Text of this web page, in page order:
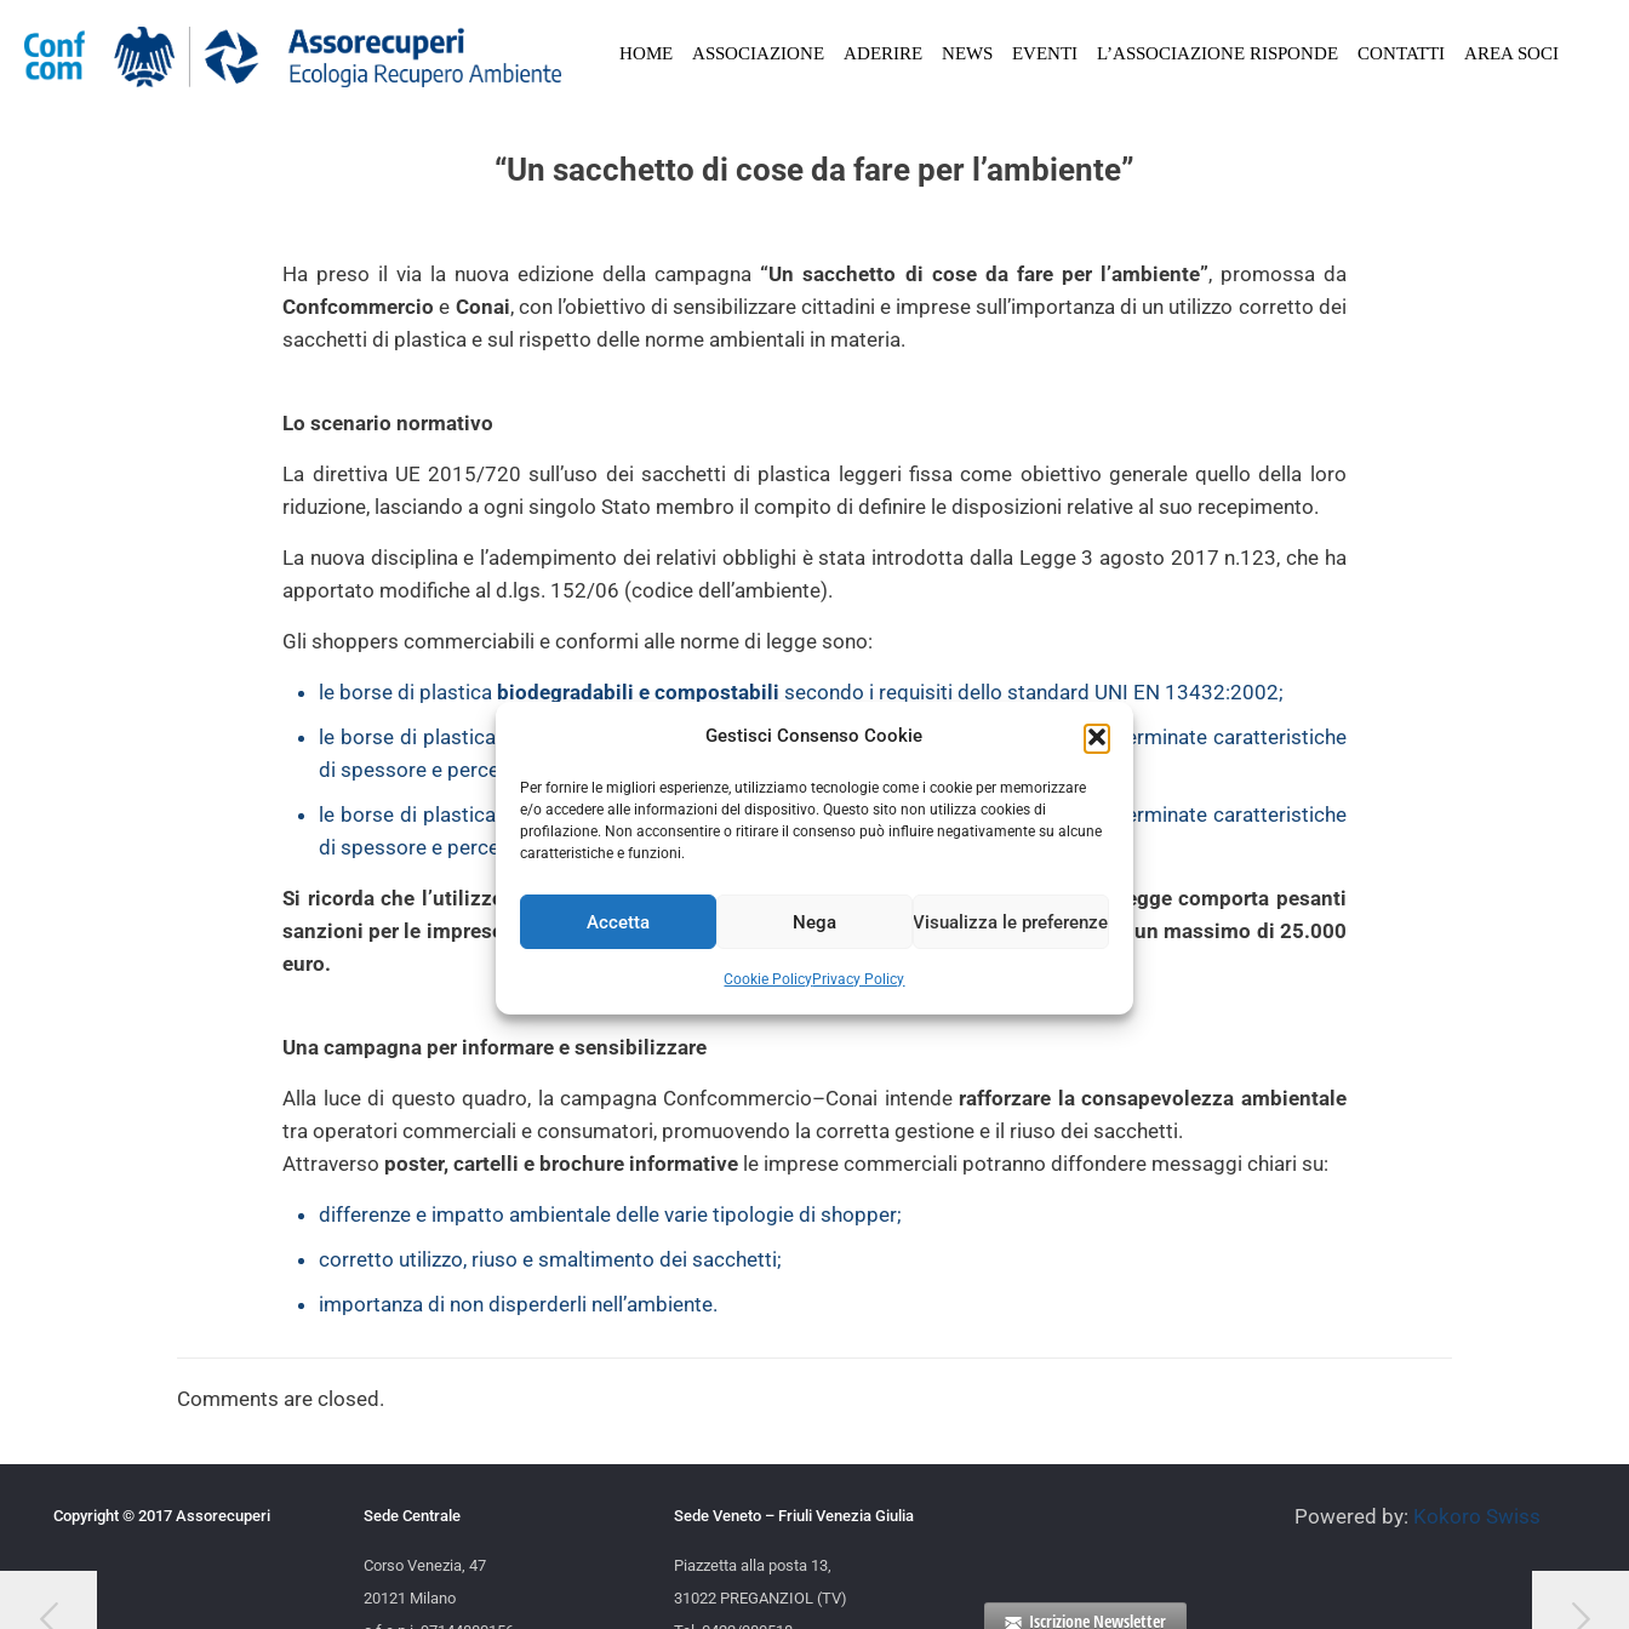
Gestisci Consenso Cookie
Per fornire le migliori esperienze, utilizziamo tecnologie come i cookie per memorizzare
e/o accedere alle informazioni del dispositivo. Questo sito non utilizza cookies di
profilazione. Non acconsentire o ritirare il consenso può influire negativamente su alcune
caratteristiche e funzioni.
Accetta Nega Visualizza le preferenze
Cookie PolicyPrivacy Policy
HOME ASSOCIAZIONE ADERIRE NEWS EVENTI L’ASSOCIAZIONE RISPONDE CONTATTI AREA SOCI
“Un sacchetto di cose da fare per l’ambiente”
Ha preso il via la nuova edizione della campagna “Un sacchetto di cose da fare per l’ambiente”, promossa da
Confcommercio e Conai, con l’obiettivo di sensibilizzare cittadini e imprese sull’importanza di un utilizzo corretto dei
sacchetti di plastica e sul rispetto delle norme ambientali in materia.
Lo scenario normativo
La direttiva UE 2015/720 sull’uso dei sacchetti di plastica leggeri fissa come obiettivo generale quello della loro
riduzione, lasciando a ogni singolo Stato membro il compito di definire le disposizioni relative al suo recepimento.
La nuova disciplina e l’adempimento dei relativi obblighi è stata introdotta dalla Legge 3 agosto 2017 n.123, che ha
apportato modifiche al d.lgs. 152/06 (codice dell’ambiente).
Gli shoppers commerciabili e conformi alle norme di legge sono:
le borse di plastica biodegradabili e compostabili secondo i requisiti dello standard UNI EN 13432:2002;
le borse di plastica riutilizzabili con manigliaesternaa condizione che rispondano a determinate caratteristiche
di spessore e percentuale di materia riciclata;
le borse di plastica riutilizzabili con manigliainternaa condizione che rispondano a determinate caratteristiche
di spessore e percentuale di materia riciclata.
Si ricorda che l’utilizzo dei sacchetti non corrispondenti alle caratteristiche fissate per legge comporta pesanti
sanzioni per le imprese, sanzioni che partono da un importo minimo di 2.500 euro sino ad un massimo di 25.000
euro.
Una campagna per informare e sensibilizzare
Alla luce di questo quadro, la campagna Confcommercio–Conai intende rafforzare la consapevolezza ambientale
tra operatori commerciali e consumatori, promuovendo la corretta gestione e il riuso dei sacchetti.
Attraverso poster, cartelli e brochure informative le imprese commerciali potranno diffondere messaggi chiari su:
differenze e impatto ambientale delle varie tipologie di shopper;
corretto utilizzo, riuso e smaltimento dei sacchetti;
importanza di non disperderli nell’ambiente.
Comments are closed.
Copyright © 2017 Assorecuperi Sede Centrale
Corso Venezia, 47
20121 Milano
Sede Veneto – Friuli Venezia Giulia
Piazzetta alla posta 13,
31022 PREGANZIOL (TV)
Iscrizione Newsletter
Powered by: Kokoro Swiss